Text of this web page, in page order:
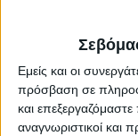
Εμείς και οι
πρόσβαση σε
και
αναγνωριστικοί και